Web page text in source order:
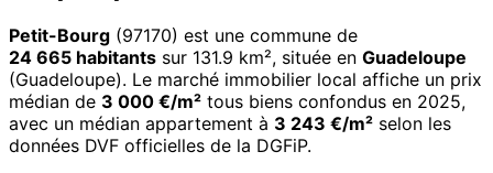
Petit-Bourg (97170) est une commune de
24 665 habitants sur 131.9 km², située en Guadeloupe
(Guadeloupe). Le marché immobilier local affiche un prix
médian de 3 000 €/m² tous biens confondus en 2025,
avec un médian appartement à 3 243 €/m² selon les
données DVF officielles de la DGFiP.